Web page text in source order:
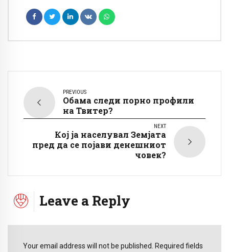
PREVIOUS
Обама следи порно профили
на Твитер?
NEXT
Кој ја населувал Земјата
пред да се појави денешниот
човек?
Leave a Reply
Your email address will not be published. Required fields